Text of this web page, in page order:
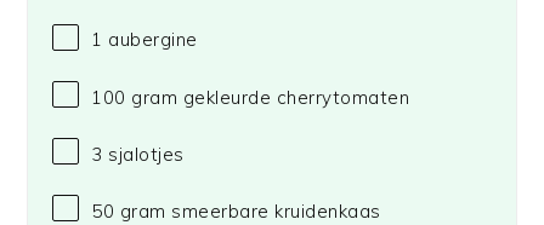
1 aubergine
100 gram gekleurde cherrytomaten
3 sjalotjes
50 gram smeerbare kruidenkaas